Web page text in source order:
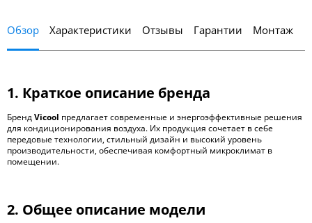
Обзор Характеристики Отзывы Гарантии Монтаж
1. Краткое описание бренда
БрендVicool предлагает современные и энергоэффективные решения
для кондиционирования воздуха. Их продукция сочетает в себе
передовые технологии, стильный дизайн и высокий уровень
производительности, обеспечивая комфортный микроклимат в
помещении.
2. Общее описание модели